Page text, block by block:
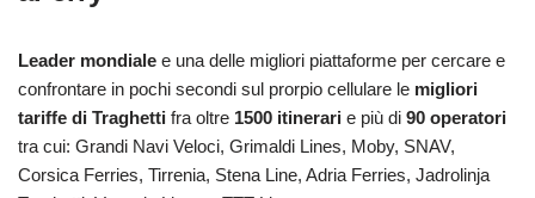
Leader mondiale e una delle migliori piattaforme per cercare e
confrontare in pochi secondi sul prorpio cellulare le migliori
tariffe di Traghetti fra oltre 1500 itinerari e più di 90 operatori
tra cui: Grandi Navi Veloci, Grimaldi Lines, Moby, SNAV,
Corsica Ferries, Tirrenia, Stena Line, Adria Ferries, Jadrolinja